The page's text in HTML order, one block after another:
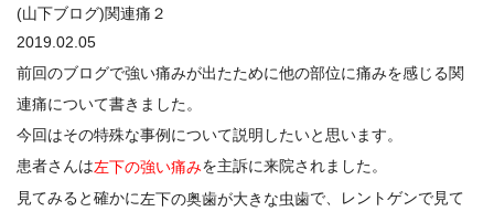
(山下ブログ)関連痛２
2019.02.05
前回のブログで強い痛みが出たために他の部位に痛みを感じる関
連痛について書きました。
今回はその特殊な事例について説明したいと思います。
患者さんは左下の強い痛みを主訴に来院されました。
見てみると確かに左下の奥歯が大きな虫歯で、レントゲンで見て